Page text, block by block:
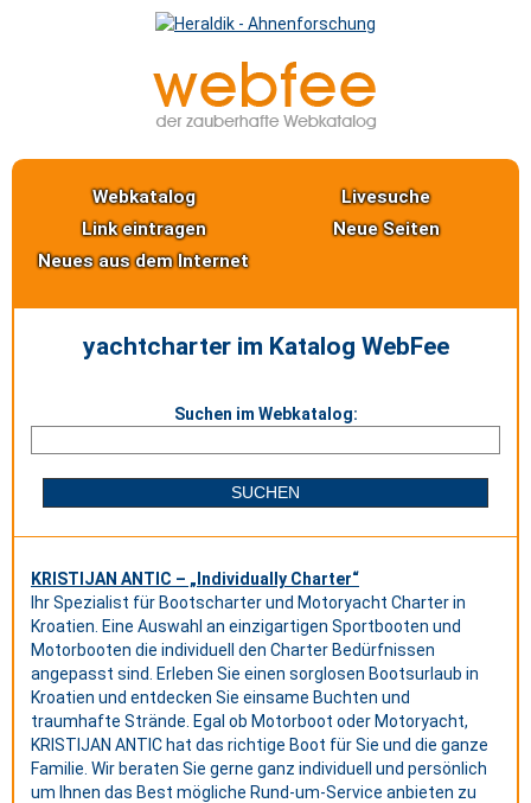
Webkatalog
Livesuche
Link eintragen
Neue Seiten
Neues aus dem Internet
yachtcharter im Katalog WebFee
Suchen im Webkatalog:
KRISTIJAN ANTIC – „Individually Charter“
Ihr Spezialist für Bootscharter und Motoryacht Charter in
Kroatien. Eine Auswahl an einzigartigen Sportbooten und
Motorbooten die individuell den Charter Bedürfnissen
angepasst sind. Erleben Sie einen sorglosen Bootsurlaub in
Kroatien und entdecken Sie einsame Buchten und
traumhafte Strände. Egal ob Motorboot oder Motoryacht,
KRISTIJAN ANTIC hat das richtige Boot für Sie und die ganze
Familie. Wir beraten Sie gerne ganz individuell und persönlich
um Ihnen das Best mögliche Rund-um-Service anbieten zu